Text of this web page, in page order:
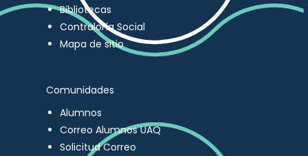
Bibliotecas
Contraloría Social
Mapa de sitio
Comunidades
Alumnos
Correo Alumnos UAQ
Solicitud Correo